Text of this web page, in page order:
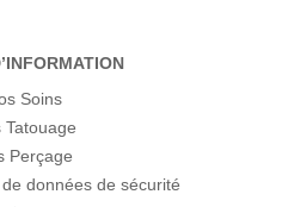
Soins
Tatouage
Perçage
données de sécurité